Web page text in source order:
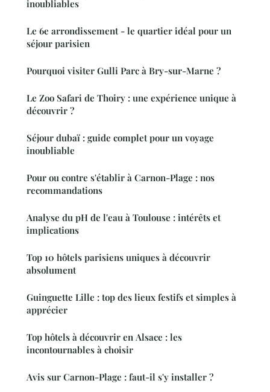
inoubliables
Le 6e arrondissement - le quartier idéal pour un
séjour parisien
Pourquoi visiter Gulli Parc à Bry-sur-Marne ?
Le Zoo Safari de Thoiry : une expérience unique à
découvrir ?
Séjour dubaï : guide complet pour un voyage
inoubliable
Pour ou contre s'établir à Carnon-Plage : nos
recommandations
Analyse du pH de l'eau à Toulouse : intérêts et
implications
Top 10 hôtels parisiens uniques à découvrir
absolument
Guinguette Lille : top des lieux festifs et simples à
apprécier
Top hôtels à découvrir en Alsace : les
incontournables à choisir
Avis sur Carnon-Plage : faut-il s'y installer ?